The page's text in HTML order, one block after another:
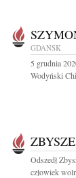
GDAŃSK
5 grudnia
Wodyński
Odszedł
człowiek